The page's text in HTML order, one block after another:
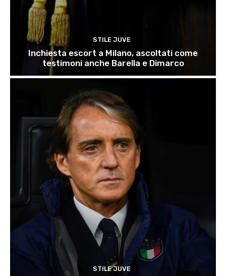
STILE JUVE
Inchiesta escort a Milano, ascoltati come
testimoni anche Barella e Dimarco
STILE JUVE